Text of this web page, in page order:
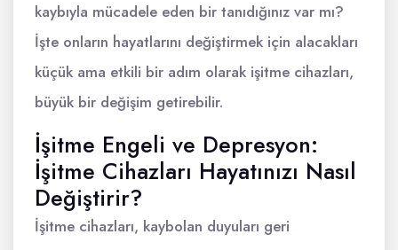
kaybıyla mücadele eden bir tanıdığınız var mı?
İşte onların hayatlarını değiştirmek için alacakları
küçük ama etkili bir adım olarak işitme cihazları,
büyük bir değişim getirebilir.
İşitme Engeli ve Depresyon:
İşitme Cihazları Hayatınızı Nasıl
Değiştirir?
İşitme cihazları, kaybolan duyuları geri